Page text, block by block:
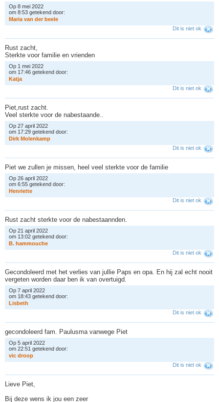
Op 8 mei 2022
om 8:53 getekend door:
Maria van der beele
Dit is niet ok
Rust zacht,
Sterkte voor familie en vrienden
Op 1 mei 2022
om 17:46 getekend door:
Katja
Dit is niet ok
Piet,rust zacht.
Veel sterkte voor de nabestaande..
Op 27 april 2022
om 17:29 getekend door:
Dirk Molenkamp
Dit is niet ok
Piet we zullen je missen, heel veel sterkte voor de familie
Op 26 april 2022
om 6:55 getekend door:
Henriette
Dit is niet ok
Rust zacht sterkte voor de nabestaannden.
Op 21 april 2022
om 13:02 getekend door:
B. hammouche
Dit is niet ok
Gecondoleerd met het verlies van jullie Paps en opa. En hij zal echt nooit
vergeten worden daar ben ik van overtuigd.
Op 7 april 2022
om 18:43 getekend door:
Lisbeth
Dit is niet ok
gecondoleerd fam. Paulusma vanwege Piet
Op 5 april 2022
om 22:51 getekend door:
vic droop
Dit is niet ok
Lieve Piet,
Bij deze wens ik jou een zeer